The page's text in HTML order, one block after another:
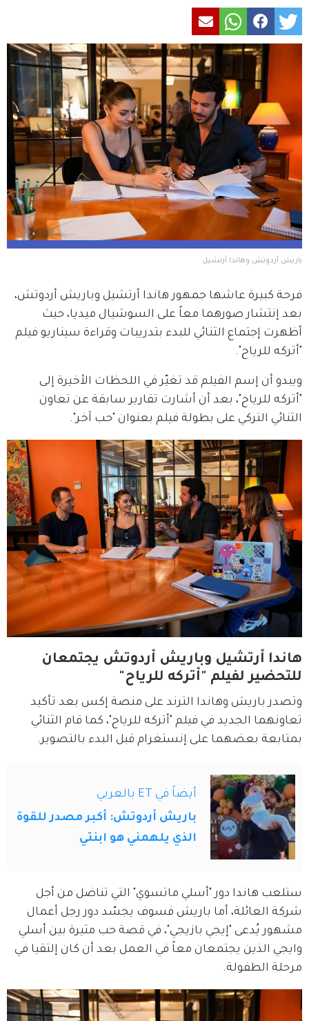
باريش أردوتش وهاندا أرتشيل
فرحة كبيرة عاشها جمهور هاندا أرتشيل وباريش أردوتش،
بعد إنتشار صورهما معاً على السوشيال ميديا، حيث
أظهرت إجتماع الثنائي للبدء بتدريبات وقراءة سيناريو فيلم
"أتركه للرياح".
ويبدو أن إسم الفيلم قد تغيّر في اللحظات الأخيرة إلى
"أتركه للرياح"، بعد أن أشارت تقارير سابقة عن تعاون
الثنائي التركي على بطولة فيلم بعنوان "حب آخر".
هاندا أرتشيل وباريش أردوتش يجتمعان
للتحضير لفيلم "أتركه للرياح"
وتصدر باريش وهاندا الترند على منصة إكس بعد تأكيد
تعاونهما الجديد في فيلم "أتركه للرياح"، كما قام الثنائي
بمتابعة بعضهما على إنستغرام قبل البدء بالتصوير.
أيضاً في ET بالعربي
باريش أردوتش: أكبر مصدر للقوة
الذي يلهمني هو ابنتي
ستلعب هاندا دور "أسلي ماتسوي" التي تناضل من أجل
شركة العائلة، أما باريش فسوف يجسّد دور رجل أعمال
مشهور يُدعى "إيجي بازيجي"، في قصة حب مثيرة بين أسلي
وايجي الذين يجتمعان معاً في العمل بعد أن كان إلتقيا في
مرحلة الطفولة.